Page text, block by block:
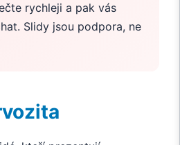
rychleji a pak vás
Slidy jsou podpora, ne